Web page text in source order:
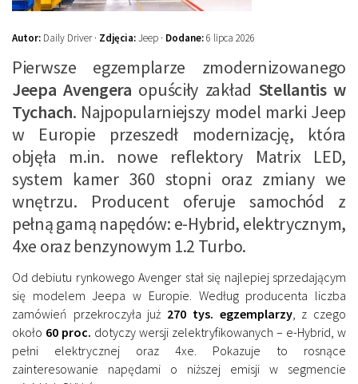
Autor: Daily Driver · Zdjęcia:Jeep · Dodane:6 lipca 2026
Pierwsze egzemplarze zmodernizowanego
Jeepa Avengera opuściły zakład Stellantis w
Tychach. Najpopularniejszy model marki Jeep
w Europie przeszedł modernizację, która
objęła m.in. nowe reflektory Matrix LED,
system kamer 360 stopni oraz zmiany we
wnętrzu. Producent oferuje samochód z
pełną gamą napędów: e-Hybrid, elektrycznym,
4xe oraz benzynowym 1.2 Turbo.
Od debiutu rynkowego Avenger stał się najlepiej sprzedającym
się modelem Jeepa w Europie. Według producenta liczba
zamówień przekroczyła już 270 tys. egzemplarzy, z czego
około 60 proc. dotyczy wersji zelektryfikowanych – e-Hybrid, w
pełni elektrycznej oraz 4xe. Pokazuje to rosnące
zainteresowanie napędami o niższej emisji w segmencie